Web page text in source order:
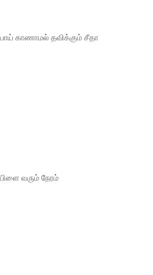
காணாமல் தவிக்கும் சீதா
வரும் நேரம்